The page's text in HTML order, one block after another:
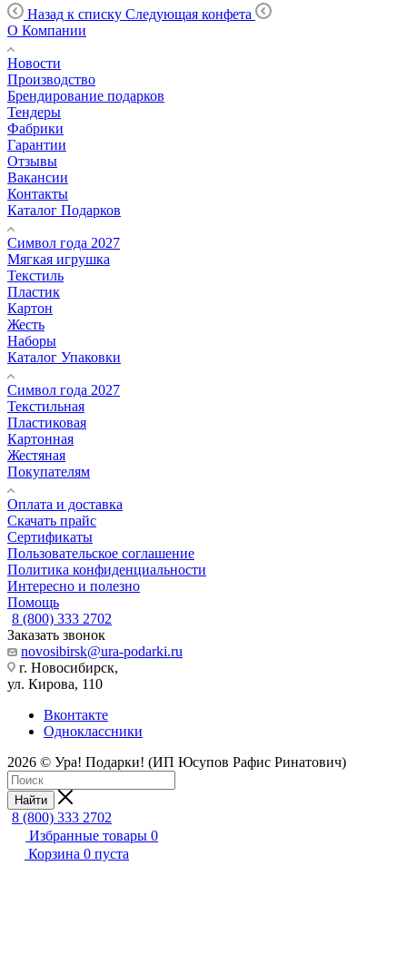
Назад к списку Следующая конфета
О Компании
Новости
Производство
Брендирование подарков
Тендеры
Фабрики
Гарантии
Отзывы
Вакансии
Контакты
Каталог Подарков
Символ года 2027
Мягкая игрушка
Текстиль
Пластик
Картон
Жесть
Наборы
Каталог Упаковки
Символ года 2027
Текстильная
Пластиковая
Картонная
Жестяная
Покупателям
Оплата и доставка
Скачать прайс
Сертификаты
Пользовательское соглашение
Политика конфиденциальности
Интересно и полезно
Помощь
8 (800) 333 2702
Заказать звонок
novosibirsk@ura-podarki.ru
г. Новосибирск,
ул. Кирова, 110
Вконтакте
Одноклассники
2026 © Ура! Подарки! (ИП Юсупов Рафис Ринатович)
Найти
8 (800) 333 2702
Избранные товары 0
Корзина 0 пуста